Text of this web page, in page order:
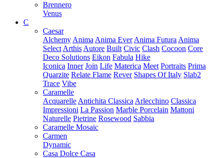
Brennero
Venus
C
Caesar
Alchemy Anima Anima Ever Anima Futura Anima
Select Arthis Autore Built Civic Clash Cocoon Core
Deco Solutions Eikon Fabula Hike
Iconica Inner Join Life Materica Meet Portraits Prima
Quarzite Relate Flame Rever Shapes Of Italy Slab2
Trace Vibe
Caramelle
Acquarelle Antichita Classica Arlecchino Classica
Impressioni La Passion Marble Porcelain Mattoni
Naturelle Pietrine Rosewood Sabbia
Caramelle Mosaic
Carmen
Dynamic
Casa Dolce Casa